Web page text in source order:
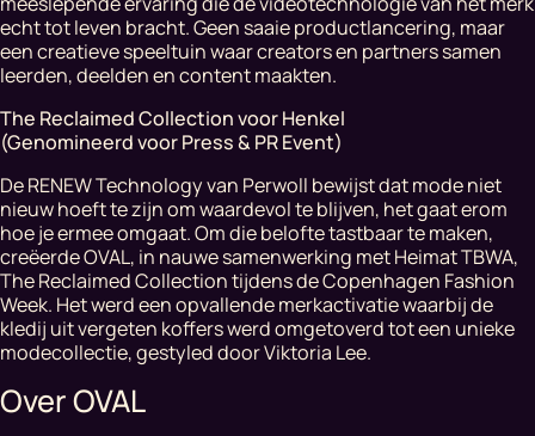
echt tot leven bracht. Geen saaie productlancering, maar
een creatieve speeltuin waar creators en partners samen
leerden, deelden en content maakten.
The Reclaimed Collectionvoor Henkel
​(Genomineerd voor Press & PR Event)
De RENEW Technology van Perwoll bewijst dat mode niet
nieuw hoeft te zijn om waardevol te blijven, het gaat erom
hoe je ermee omgaat. Om die belofte tastbaar te maken,
creëerde OVAL, in nauwe samenwerking met Heimat TBWA,
The Reclaimed Collectiontijdens de Copenhagen Fashion
Week. Het werd een opvallende merkactivatie waarbij de
kledij uit vergeten koffers werd omgetoverd tot een unieke
modecollectie, gestyled door Viktoria Lee.
Over OVAL